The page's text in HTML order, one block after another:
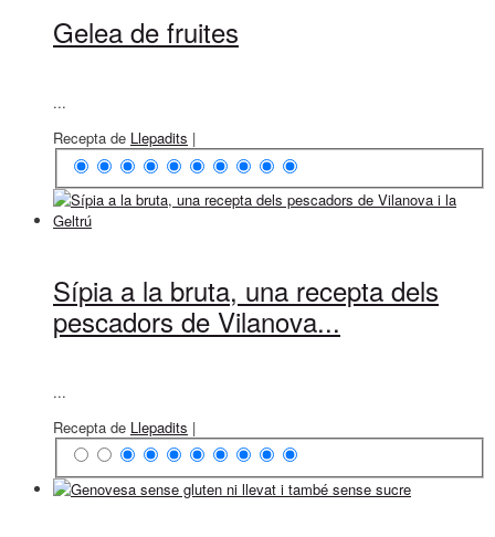
Gelea de fruites
...
Recepta de Llepadits |
Sípia a la bruta, una recepta dels
pescadors de Vilanova...
...
Recepta de Llepadits |